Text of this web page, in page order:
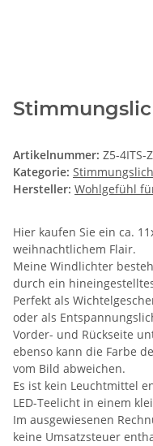
Artikelnummer: Z5-4ITS-
Kategorie:
Hersteller: Wohlgefühl
Hier kaufen Sie ein ca.
weihnachtlichem Flair.
Meine Windlichter
durch ein
Perfekt als
oder als
Vorder- und Rückseite
ebenso kann die Farbe
vom Bild abweichen.
Es ist kein Leuchtmittel
LED-Teelicht in einem
Im ausgewiesenen
keine Umsatzsteuer